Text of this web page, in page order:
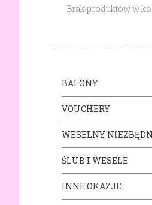
Brak produktów w
BALONY
VOUCHERY
WESELNY
ŚLUB I WESELE
INNE OKAZJE